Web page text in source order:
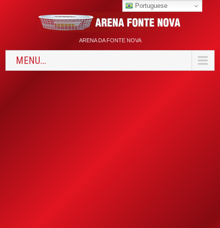
ARENA DA FONTE NOVA
MENU...
Portuguese